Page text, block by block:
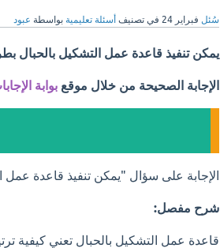
سُئل فبراير 24 في تصنيف أسئلة تعليمية بواسطة عبود
يمكن تنفيذ قاعدة عمل التشكيل بالحبال
الإجابة الصحيحة من خلال موقع بوابة
الإجابة على سؤال "يمكن تنفيذ قاعدة
شرح مفصل:
قاعدة عمل التشكيل بالحبال تعني كيفية